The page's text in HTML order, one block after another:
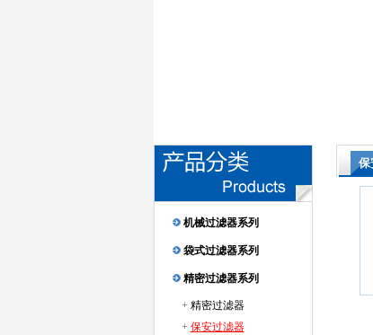
机械过滤器系列
袋式过滤器系列
精密过滤器系列
+ 精密过滤器
+ 保安过滤器
保